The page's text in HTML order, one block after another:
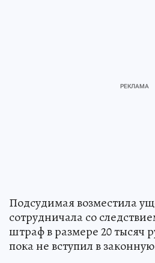
Подсудимая возместила
сотрудничала со
штраф в размере 20 тысяч
пока не вступил в